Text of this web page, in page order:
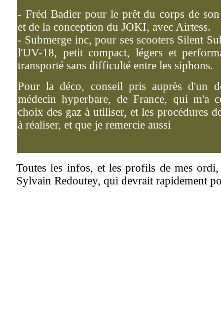
- Fréd Badier pour le prêt du corps de
et de la conception du JOKI, avec Airtess.
- Submerge inc, pour ses scooters Silent
l'UV-18, petit compact, légers et
transporté sans difficulté entre les siphons.
Pour la déco, conseil pris auprès d'un
médecin hyperbare, de France, qui m'a
choix des gaz à utiliser, et les procédures
à réaliser, et que je remercie aussi
Toutes les infos, et les profils de mes
Sylvain Redoutey, qui devrait rapidement